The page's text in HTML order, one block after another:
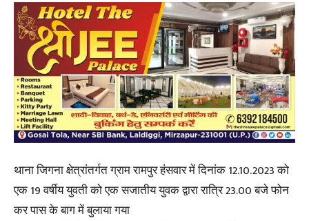
थाना जिगना क्षेत्रांतर्गत ग्राम रामपुर हंसवार में दिनांक 12.10.2023 को
एक 19 वर्षीय युवती को एक सजातीय युवक द्वारा रात्रि 23.00 बजे फोन
कर पास के बाग में बुलाया गया